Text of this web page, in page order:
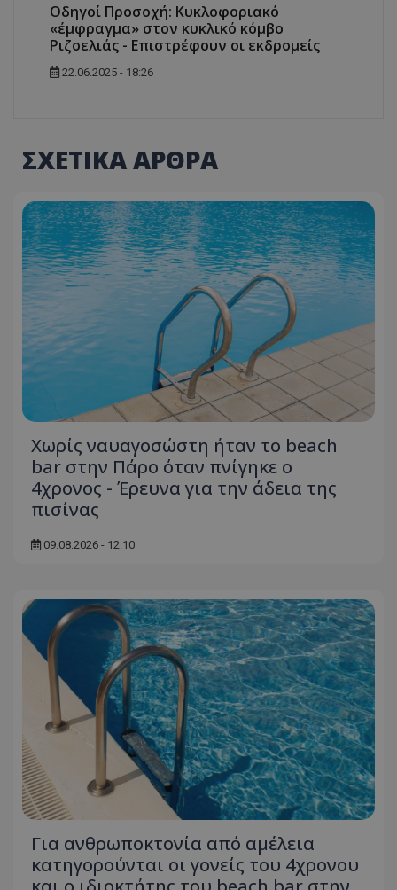
Οδηγοί Προσοχή: Κυκλοφοριακό
«έμφραγμα» στον κυκλικό κόμβο
Ριζοελιάς - Επιστρέφουν οι εκδρομείς
22.06.2025 - 18:26
ΣΧΕΤΙΚΑ ΑΡΘΡΑ
Χωρίς ναυαγοσώστη ήταν το beach
bar στην Πάρο όταν πνίγηκε ο
4χρονος - Έρευνα για την άδεια της
πισίνας
09.08.2026 - 12:10
Για ανθρωποκτονία από αμέλεια
κατηγορούνται οι γονείς του 4χρονου